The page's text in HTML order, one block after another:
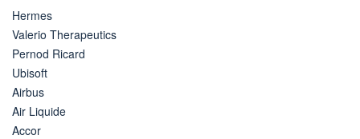
Hermes
Valerio Therapeutics
Pernod Ricard
Ubisoft
Airbus
Air Liquide
Accor